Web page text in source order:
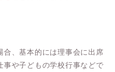
、基本的には理事会に出席
事や子どもの学校行事などで